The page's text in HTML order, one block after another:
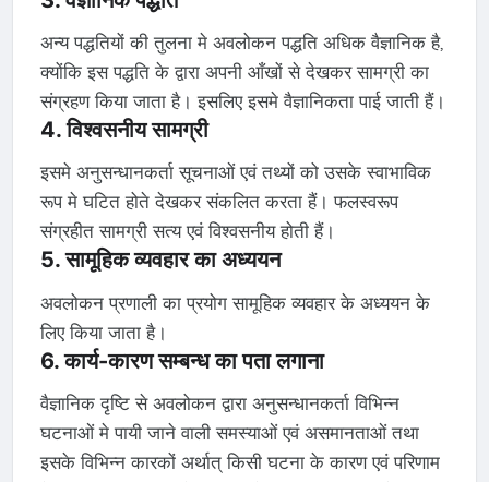
अन्य पद्धतियों की तुलना मे अवलोकन पद्धति अधिक वैज्ञानिक है,
क्योंकि इस पद्धति के द्वारा अपनी आँखों से देखकर सामग्री का
संग्रहण किया जाता है। इसलिए इसमे वैज्ञानिकता पाई जाती हैं।
4. विश्वसनीय सामग्री
इसमे अनुसन्धानकर्ता सूचनाओं एवं तथ्यों को उसके स्वाभाविक
रूप मे घटित होते देखकर संकलित करता हैं। फलस्वरूप
संग्रहीत सामग्री सत्य एवं विश्वसनीय होती हैं।
5. सामूहिक व्यवहार का अध्ययन
अवलोकन प्रणाली का प्रयोग सामूहिक व्यवहार के अध्ययन के
लिए किया जाता है।
6. कार्य-कारण सम्बन्ध का पता लगाना
वैज्ञानिक दृष्टि से अवलोकन द्वारा अनुसन्धानकर्ता विभिन्न
घटनाओं मे पायी जाने वाली समस्याओं एवं असमानताओं तथा
इसके विभिन्न कारकों अर्थात् किसी घटना के कारण एवं परिणाम